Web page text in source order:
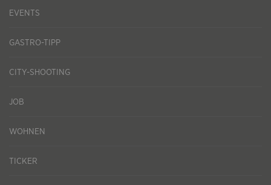
EVENTS
GASTRO-TIPP
CITY-SHOOTING
JOB
WOHNEN
TICKER